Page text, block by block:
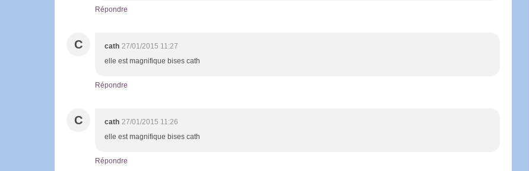
Répondre
C cath 27/01/2015 11:27
elle est magnifique bises cath
Répondre
C cath 27/01/2015 11:26
elle est magnifique bises cath
Répondre